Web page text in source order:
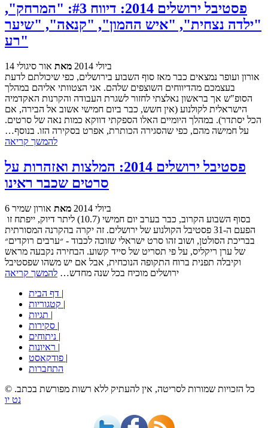
פסטיבל ירושלים 2014: דיווח #3: "המרחק",
"ילדה נצחית", "איש ההמון", "קנאה", "שיער
רע"
14 ביולי 2014 מאת אור סיגולי
אורון ועופר נמצאים כבר מאז סוף השבוע בירושלים, כפי שיכולתם לדעת
בעצמכם מהדיווחים השוצפים שלהם. אני הצטוותי אליהם במהלך
הסופ"ש אך בראשון נאלצתי לחזור לשגרת העבודה והקרנות האקדמיה
הישראלית לקולנוע (אין חשש, כבר ביום חמישי אשוב אל הבירה, אם
הכל יסתדר). במהלך היומיים האלו הספקתי דווקא כמות נאה של סרטים.
על חמישה מהם, כפי שהסגירה הכותרת, אפרט בסקירה הזו. בנוסף…
להמשך קריאה
פסטיבל ירושלים 2014: המלצות ואזהרות על
סרטים שכבר ראינו
6 ביולי 2014 מאת אורון שמיר
הפעם ה-31 פסטיבל הקולנוע של ירושלים. זה יקרה בהקרנה המסורתית
בבריכת הסולטן, ושוב זהו סרט ישראלי שזוכה לכבוד - ״ערבים רוקדים״
של ערן ריקליס, על פי תסריט של סייד קשוע. הבחירה נקבעה מראש
וקיבלה תפנית ברוח התקופה הנוכחית, אבל אם יש משהו שפסטיבל
ירושלים מוכיח בכל שנה מחדש… להמשך קריאה
|
|
|
|
|
|
|
התחברות
© כל הזכויות שמורות לסריטה, אין להעתיק ללא רשות מפורשת בכתב.
נט יו